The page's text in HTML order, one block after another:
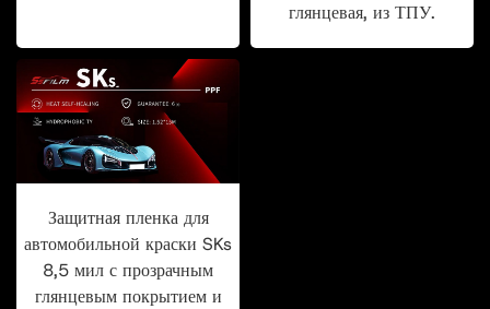
глянцевая, из ТПУ.
Защитная пленка для
автомобильной краски SKs
8,5 мил с прозрачным
глянцевым покрытием и